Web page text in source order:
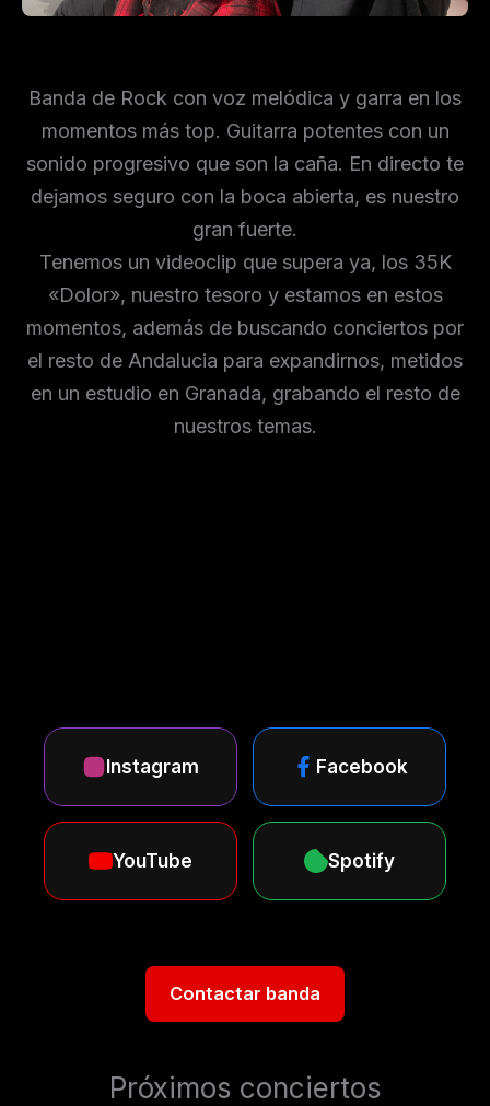
Banda de Rock con voz melódica y garra en los
momentos más top. Guitarra potentes con un
sonido progresivo que son la caña. En directo te
dejamos seguro con la boca abierta, es nuestro
gran fuerte.
Tenemos un videoclip que supera ya, los 35K
«Dolor», nuestro tesoro y estamos en estos
momentos, además de buscando conciertos por
el resto de Andalucia para expandirnos, metidos
en un estudio en Granada, grabando el resto de
nuestros temas.
Instagram Facebook
YouTube Spotify
Contactar banda
Próximos conciertos